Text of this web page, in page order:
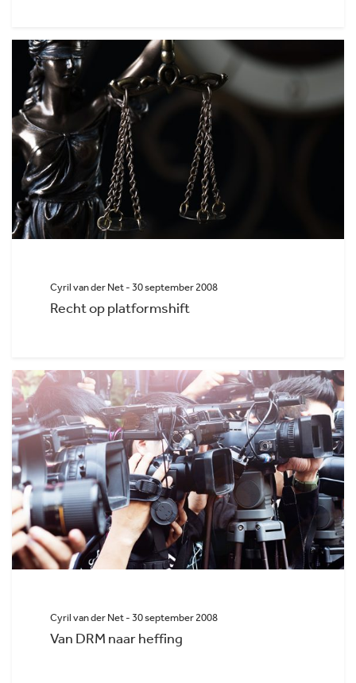
Cyril van der Net - 30 september 2008
Recht op platformshift
Cyril van der Net - 30 september 2008
Van DRM naar heffing